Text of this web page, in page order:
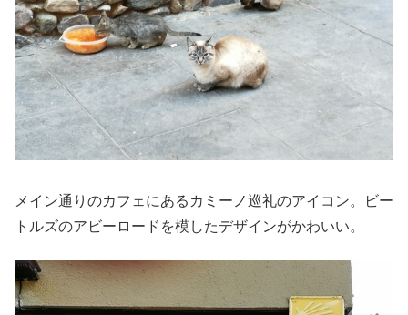
メイン通りのカフェにあるカミーノ巡礼のアイコン。ビー
トルズのアビーロードを模したデザインがかわいい。